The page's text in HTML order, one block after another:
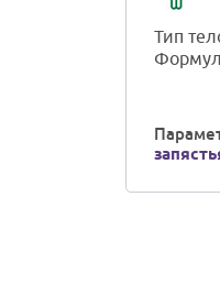
Тип